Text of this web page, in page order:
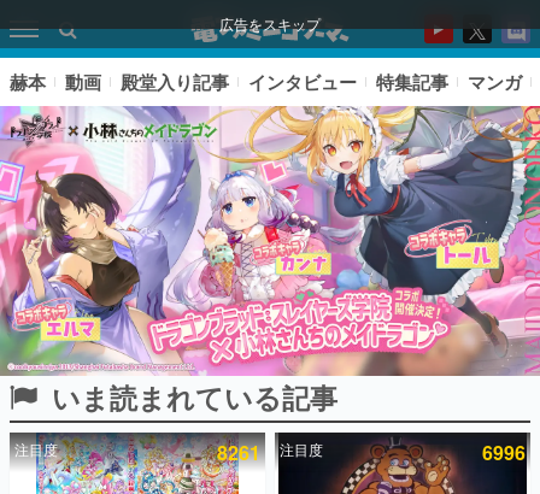
広告をスキップ
ピックアップ
電ファミのいま読まれている記事ランキング
赫本 動画 殿堂入り記事 インタビュー 特集記事 マンガ
いま読まれている記事
注目度 8261 注目度 6996